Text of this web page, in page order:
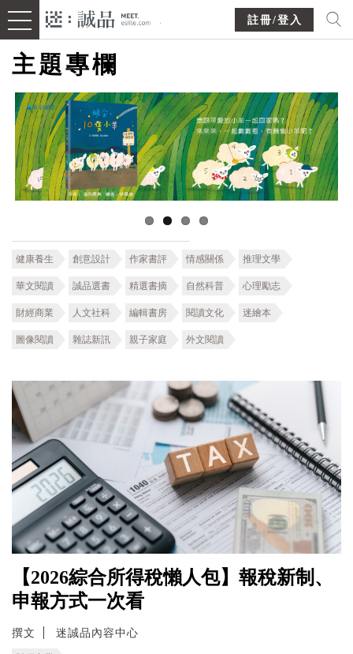
註冊/登入
主題專欄
健康養生 創意設計 作家書評 情感關係 推理文學
華文閱讀 誠品選書 精選書摘 自然科普 心理勵志
財經商業 人文社科 編輯書房 閱讀文化 迷繪本
圖像閱讀 雜誌新訊 親子家庭 外文閱讀
【2026綜合所得稅懶人包】報稅新制、
申報方式一次看
撰文 迷誠品內容中心